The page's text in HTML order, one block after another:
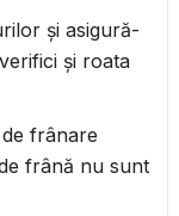
și asigură-
și roata
frânare
frână nu sunt